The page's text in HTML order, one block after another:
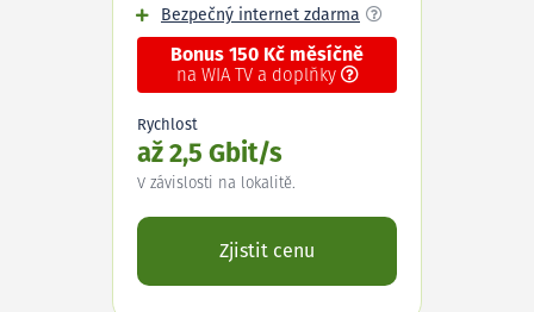
Bezpečný internet zdarma
Bonus 150 Kč měsíčně
na WIA TV a doplňky
Rychlost
až 2,5 Gbit/s
V závislosti na lokalitě.
Zjistit cenu